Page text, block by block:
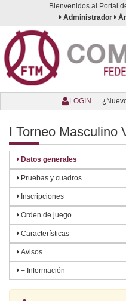
Bienvenidos al Portal
Administrador
LOGIN ¿Nuevo
I Torneo Masculino
Datos generales
Pruebas y cuadros
Inscripciones
Orden de juego
Características
Avisos
+ Información